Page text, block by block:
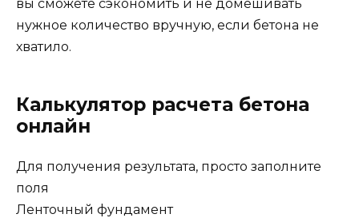
вы сможете сэкономить и не домешивать
нужное количество вручную, если бетона не
хватило.
Калькулятор расчета бетона
онлайн
Для получения результата, просто заполните
поля
Ленточный фундамент